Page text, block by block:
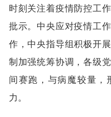
时刻关注着疫情防控工
批示。中央应对疫情工
作，中央指导组积极开
制加强统筹协调，各级
间赛跑，与病魔较量，
力。